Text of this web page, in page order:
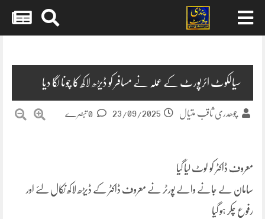
سیالکوٹ ائرپورٹ کے عملہ نے مسافر کو ڈیڑھ لاکھ کا چونا لگا دیا
چوھدری ثاقب متیال 23/09/2025
معروف ڈاکٹر کو لوٹ لیا گیا
سامان لے جانے والے پورٹر نے معروف ڈاکٹر کے ڈیڑھ لاکھ نکال لئے اور
رفوع چکر ہو گیا